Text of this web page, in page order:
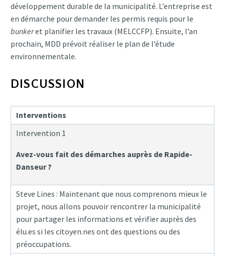
développement durable de la municipalité. L’entreprise est
en démarche pour demander les permis requis pour le
bunkeret planifier les travaux (MELCCFP). Ensuite, l’an
prochain, MDD prévoit réaliser le plan de l’étude
environnementale.
DISCUSSION
Interventions
Intervention 1
Avez-vous fait des démarches auprès de Rapide-
Danseur ?
Steve Lines : Maintenant que nous comprenons mieux le
projet, nous allons pouvoir rencontrer la municipalité
pour partager les informations et vérifier auprès des
élu.es si les citoyen.nes ont des questions ou des
préoccupations.